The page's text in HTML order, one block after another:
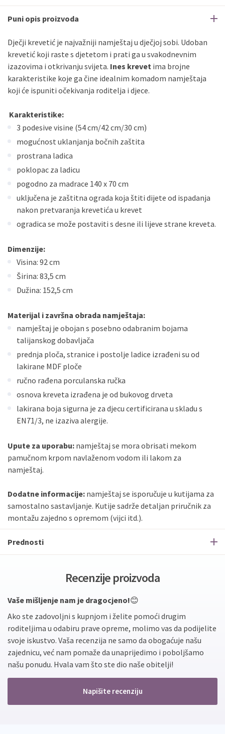
Erste
Sve banke Visa
Jednokratno
Sve banke
Master
Jednokratno
Sve banke
Maestro
Jednokratno
ECC
Discover
Puni opis proizvoda
Dječji krevetić je najvažniji namještaj u dječjoj sobi. Udoban
krevetić koji raste s djetetom i prati ga u svakodnevnim
izazovima i otkrivanju svijeta. Ines krevet ima brojne
karakteristike koje ga čine idealnim komadom namještaja
koji će ispuniti očekivanja roditelja i djece.
Karakteristike:
3 podesive visine (54 cm/42 cm/30 cm)
mogućnost uklanjanja bočnih zaštita
prostrana ladica
poklopac za ladicu
pogodno za madrace 140 x 70 cm
uključena je zaštitna ograda koja štiti dijete od ispadanja
nakon pretvaranja krevetića u krevet
ogradica se može postaviti s desne ili lijeve strane kreveta.
Dimenzije:
Visina: 92 cm
Širina: 83,5 cm
Dužina: 152,5 cm
Materijal i završna obrada namještaja:
namještaj je obojan s posebno odabranim bojama
talijanskog dobavljača
prednja ploča, stranice i postolje ladice izrađeni su od
lakirane MDF ploče
ručno rađena porculanska ručka
osnova kreveta izrađena je od bukovog drveta
lakirana boja sigurna je za djecu certificirana u skladu s
EN71/3, ne izaziva alergije.
Upute za uporabu: namještaj se mora obrisati mekom
pamučnom krpom navlaženom vodom ili lakom za
namještaj.
Dodatne informacije: namještaj se isporučuje u kutijama za
samostalno sastavljanje. Kutije sadrže detaljan priručnik za
montažu zajedno s opremom (vijci itd.).
Prednosti
Recenzije proizvoda
Vaše mišljenje nam je dragocjeno!😊
Ako ste zadovoljni s kupnjom i želite pomoći drugim
roditeljima u odabiru prave opreme, molimo vas da podijelite
svoje iskustvo. Vaša recenzija ne samo da obogaćuje našu
zajednicu, već nam pomaže da unaprijedimo i poboljšamo
našu ponudu. Hvala vam što ste dio naše obitelji!
Napišite recenziju